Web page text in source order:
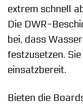
extrem schnell
Die DWR-
bei, dass
festzusetzen.
einsatzbereit.
Bieten die